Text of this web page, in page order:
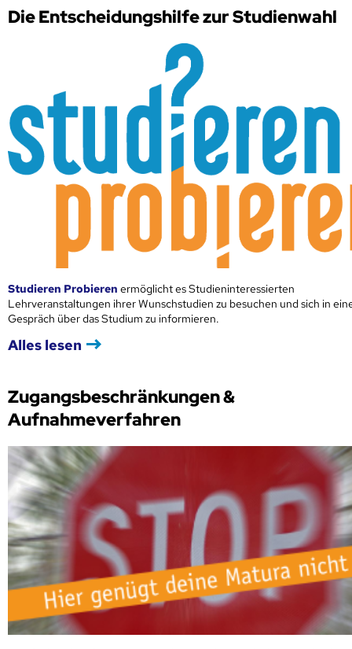
Die Entscheidungshilfe zur Studienwahl
Studieren Probieren ermöglicht es Studieninteressierten
Lehrveranstaltungen ihrer Wunschstudien zu besuchen und sich in
Gespräch über das Studium zu informieren.
Alles lesen
Zugangsbeschränkungen &
Aufnahmeverfahren